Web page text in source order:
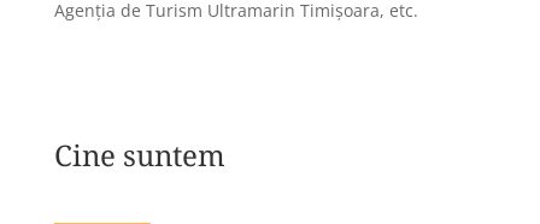
Agenția de Turism Ultramarin Timișoara, etc.
Cine suntem